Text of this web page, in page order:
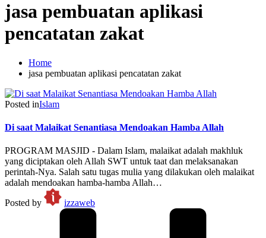
jasa pembuatan aplikasi
pencatatan zakat
Home
jasa pembuatan aplikasi pencatatan zakat
Posted inIslam
Di saat Malaikat Senantiasa Mendoakan Hamba Allah
PROGRAM MASJID - Dalam Islam, malaikat adalah makhluk
yang diciptakan oleh Allah SWT untuk taat dan melaksanakan
perintah-Nya. Salah satu tugas mulia yang dilakukan oleh malaikat
adalah mendoakan hamba-hamba Allah…
Posted by
izzaweb